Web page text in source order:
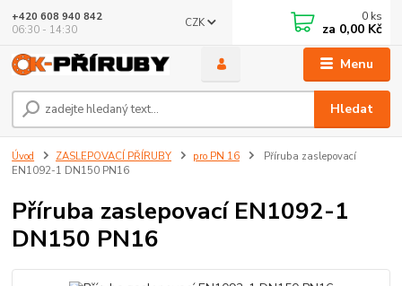
Menu
CZK
Hledat
+420 608 940 842
06:30 - 14:30
0 ks
za 0,00 Kč
Úvod ZASLEPOVACÍ PŘÍRUBY pro PN 16
Příruba zaslepovací
EN1092-1 DN150 PN16
Příruba zaslepovací EN1092-1
DN150 PN16